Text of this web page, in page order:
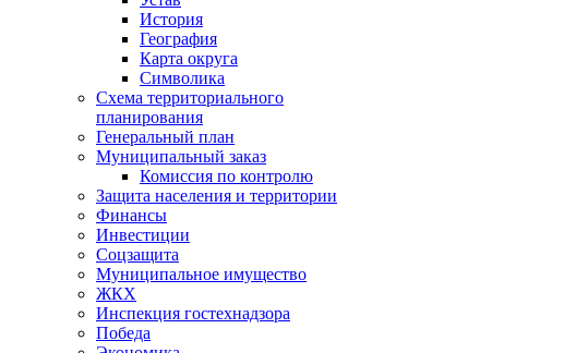
История
География
Карта округа
Символика
Схема территориального
планирования
Генеральный план
Муниципальный заказ
Комиссия по контролю
Защита населения и территории
Финансы
Инвестиции
Соцзащита
Муниципальное имущество
ЖКХ
Инспекция гостехнадзора
Победа